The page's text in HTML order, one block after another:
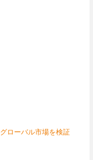
ローバル市場を検証